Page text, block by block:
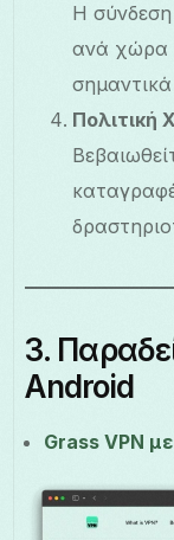
Η σύνδεση
ανά χώρα
Πολιτική
3.
Android
Grass VPN